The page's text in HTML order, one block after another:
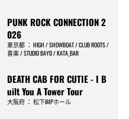
PUNK ROCK CONNECTION 2
026
東京都 ：HIGH / SHOWBOAT / CLUB ROOTS /
喜楽 / STUDIO BAYD / KATA_BAR
DEATH CAB FOR CUTIE - I B
uilt You A Tower Tour
大阪府 ：松下IMPホール